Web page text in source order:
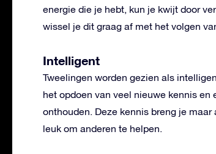
energie die je hebt, kun je kwijt door
wissel je dit graag af met het volgen
Intelligent
Tweelingen worden gezien als
het opdoen van veel nieuwe kennis en
onthouden. Deze kennis breng je
leuk om anderen te helpen.